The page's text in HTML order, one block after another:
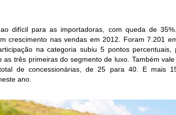
difícil para as importadoras, com queda de
crescimento nas vendas em 2012. Foram 7.201
na categoria subiu 5 pontos percentuais,
as três primeiras do segmento de luxo. Também
de concessionárias, de 25 para 40. E mais
ano.